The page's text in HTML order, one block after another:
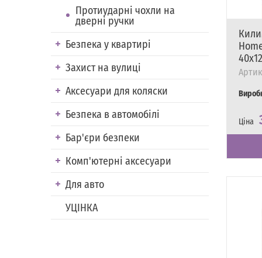
Протиударні чохли на
дверні ручки
Безпека у квартирі
Захист на вулиці
Аксесуари для коляски
Безпека в автомобілі
Бар'єри безпеки
Комп'ютерні аксесуари
Для авто
УЦІНКА
Ціна
Є в